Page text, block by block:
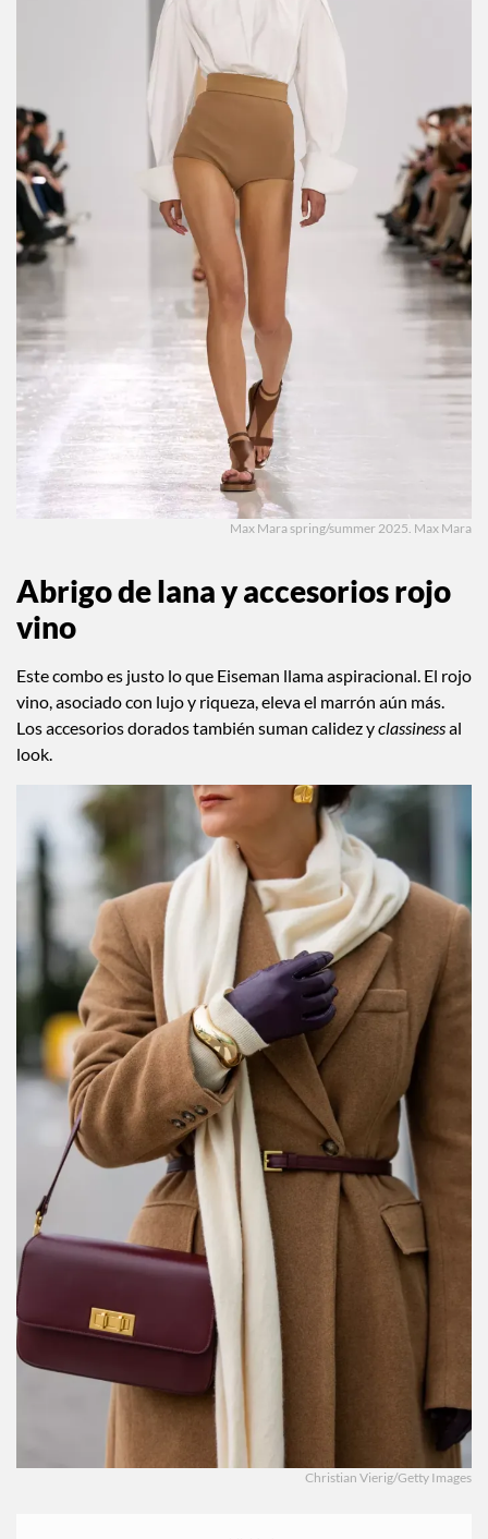
Max Mara spring/summer 2025. Max Mara
Abrigo de lana y accesorios rojo
vino
Este combo es justo lo que Eiseman llama aspiracional. El rojo
vino, asociado con lujo y riqueza, eleva el marrón aún más.
Los accesorios dorados también suman calidez yclassinessal
look.
Christian Vierig/Getty Images